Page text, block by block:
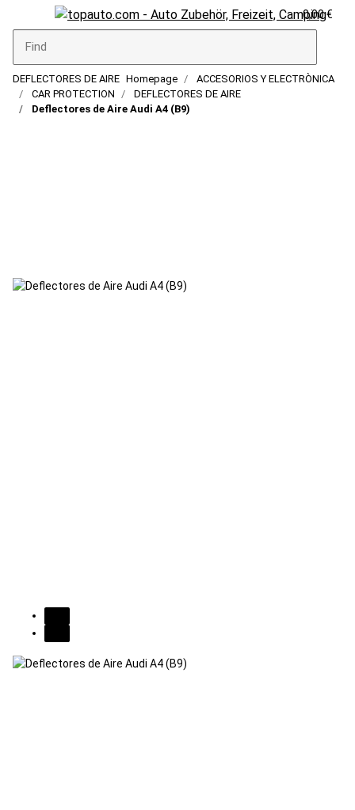
0,00 €
DEFLECTORES DE AIRE Homepage
ACCESORIOS Y ELECTRÒNICA
CAR PROTECTION
DEFLECTORES DE AIRE
Deflectores de Aire Audi A4 (B9)